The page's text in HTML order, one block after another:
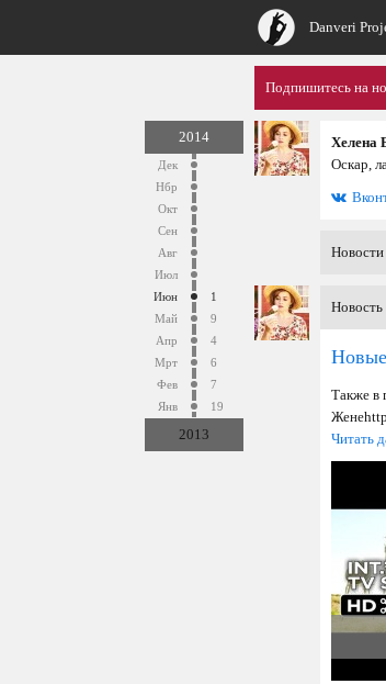
Danveri
Подпишитесь на
Хелена
Оскар,
2014
Дек
Нбр
Окт
Сен
Авг
Июл
Июн
1
Май
9
Апр
4
Мрт
6
Фев
7
Янв
19
2013
Также в
Жене
Читать